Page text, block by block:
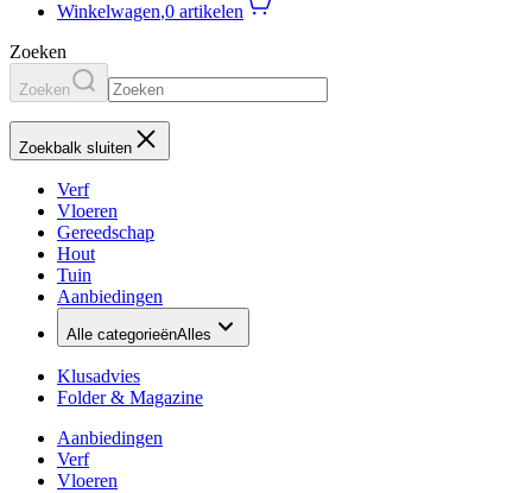
Winkelwagen,0 artikelen
Zoeken
Zoeken
Zoekbalk sluiten
Verf
Vloeren
Gereedschap
Hout
Tuin
Aanbiedingen
Alle categorieënAlles
Klusadvies
Folder & Magazine
Aanbiedingen
Verf
Vloeren